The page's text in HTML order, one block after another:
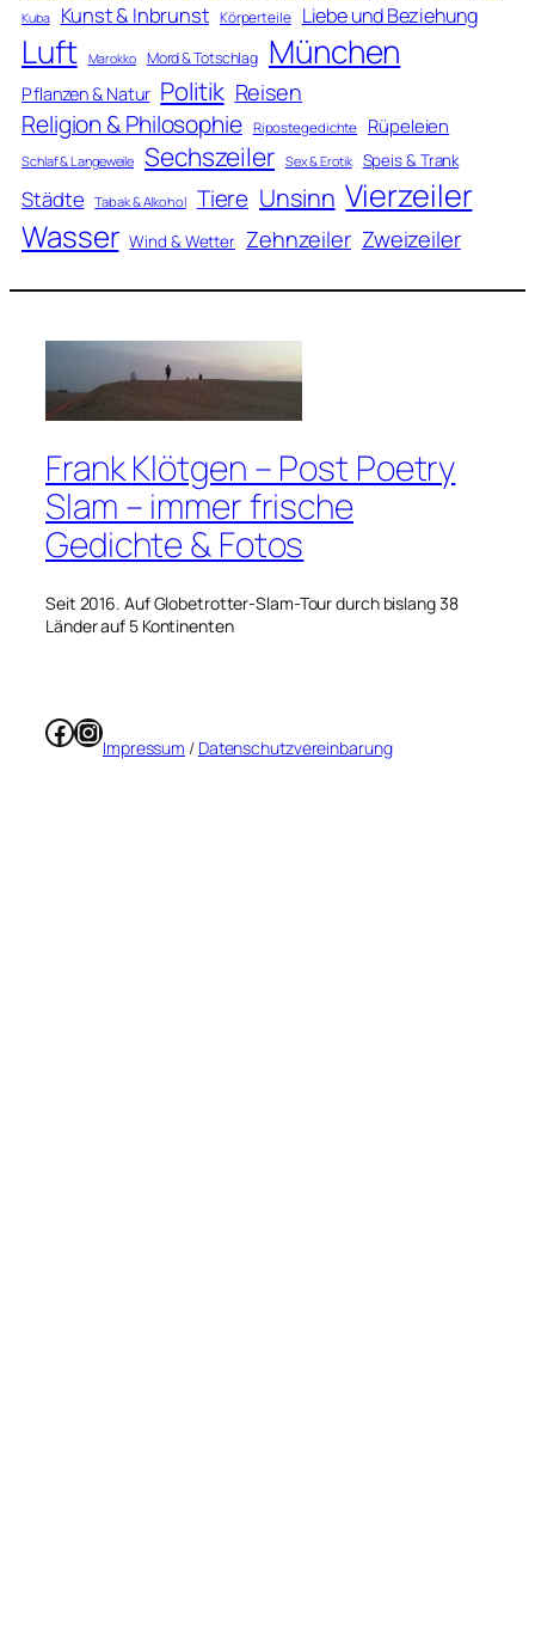
Kuba Kunst & Inbrunst Körperteile Liebe und Beziehung
Luft Marokko Mord & Totschlag München
Pflanzen & Natur Politik Reisen
Religion & Philosophie Ripostegedichte Rüpeleien
Schlaf & Langeweile Sechszeiler Sex & Erotik Speis & Trank
Städte Tabak & Alkohol Tiere Unsinn Vierzeiler
Wasser Wind & Wetter Zehnzeiler Zweizeiler
Frank Klötgen – Post Poetry
Slam – immer frische
Gedichte & Fotos
Seit 2016. Auf Globetrotter-Slam-Tour durch bislang 38
Länder auf 5 Kontinenten
Facebook
Instagram
Impressum / Datenschutzvereinbarung